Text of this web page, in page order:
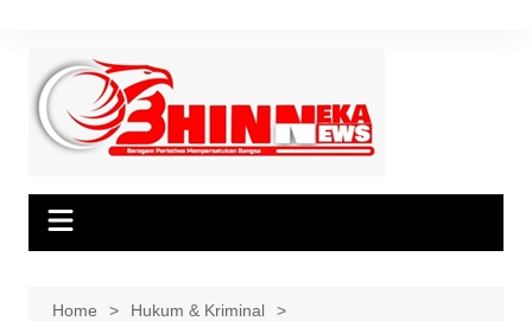
content
Home
Hukum & Kriminal